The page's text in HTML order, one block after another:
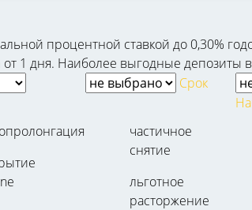
процентной ставкой до 0,30%
1 дня. Наиболее выгодные депозиты в
Срок
частичное
снятие
льготное
расторжение